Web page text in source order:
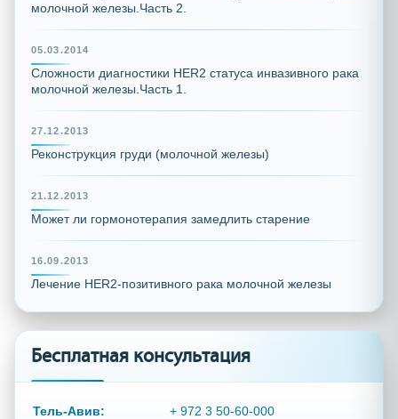
молочной железы.Часть 2.
05.03.2014
Сложности диагностики HER2 статуса инвазивного рака
молочной железы.Часть 1.
27.12.2013
Реконструкция груди (молочной железы)
21.12.2013
Может ли гормонотерапия замедлить старение
16.09.2013
Лечение HER2-позитивного рака молочной железы
Бесплатная консультация
Тель-Авив: + 972 3 50-60-000